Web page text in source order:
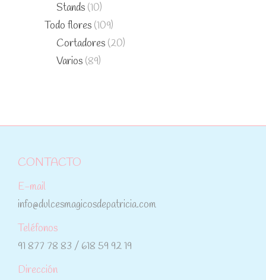
Stands (10)
Todo flores (109)
Cortadores (20)
Varios (89)
CONTACTO
E-mail
info@dulcesmagicosdepatricia.com
Teléfonos
91 877 78 83 / 618 59 92 19
Dirección